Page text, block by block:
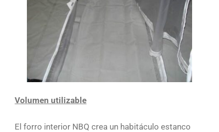
Volumen utilizable
El forro interior NBQ crea un habitáculo estanco